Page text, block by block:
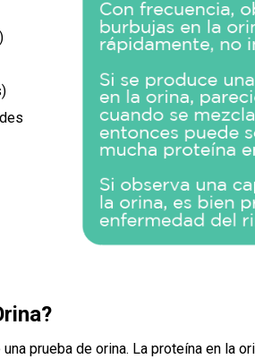
prueba de orina. La proteína en la